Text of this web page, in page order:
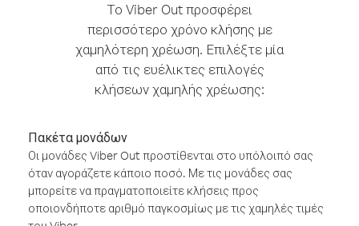
Το Viber Out προσφέρει
περισσότερο χρόνο κλήσης με
χαμηλότερη χρέωση. Επιλέξτε μία
από τις ευέλικτες επιλογές
κλήσεων χαμηλής χρέωσης:
Πακέτα μονάδων
Οι μονάδες Viber Out προστίθενται στο υπόλοιπό σας
όταν αγοράζετε κάποιο ποσό. Με τις μονάδες σας
μπορείτε να πραγματοποιείτε κλήσεις προς
οποιονδήποτε αριθμό παγκοσμίως με τις χαμηλές τιμές